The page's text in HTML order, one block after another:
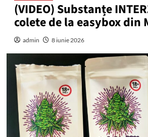
(VIDEO) Substanțe
colete de la easybox din
admin 8 iunie 2026